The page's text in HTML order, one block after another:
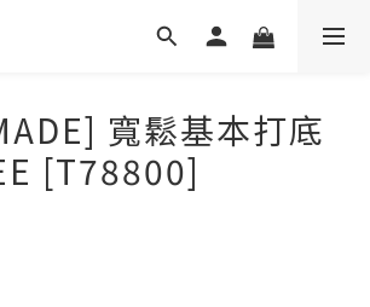
寬鬆基本打底
[T78800]